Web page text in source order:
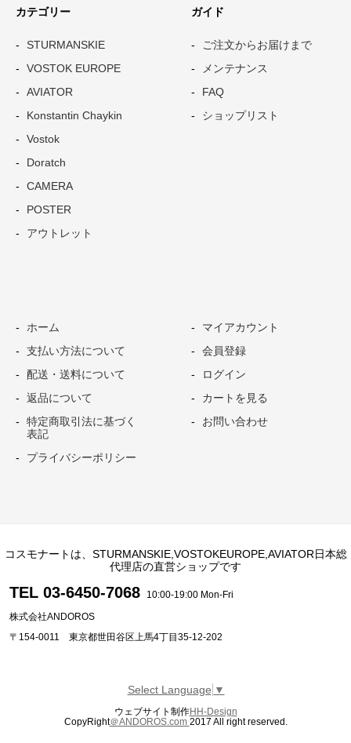
カテゴリー
STURMANSKIE
VOSTOK EUROPE
AVIATOR
Konstantin Chaykin
Vostok
Doratch
CAMERA
POSTER
アウトレット
ガイド
ご注文からお届けまで
メンテナンス
FAQ
ショップリスト
ホーム
支払い方法について
配送・送料について
返品について
特定商取引法に基づく
表記
プライバシーポリシー
マイアカウント
会員登録
ログイン
カートを見る
お問い合わせ
コスモナートは、STURMANSKIE,VOSTOKEUROPE,AVIATOR日本総
代理店の直営ショップです
TEL 03-6450-7068
10:00-19:00 Mon-Fri
株式会社ANDOROS
〒154-0011 東京都世田谷区上馬4丁目35-12-202
Select Language ▼
ウェブサイト制作HH-Design
CopyRight＠ANDOROS.com 2017 All right reserved.